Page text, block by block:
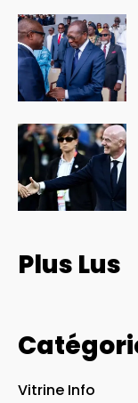
Plus Lus
Vitrine Info